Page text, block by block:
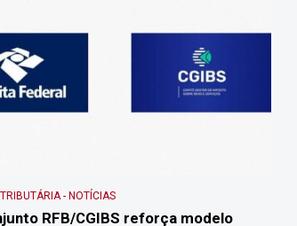
-NOTÍCIAS
RFB/CGIBS reforça modelo